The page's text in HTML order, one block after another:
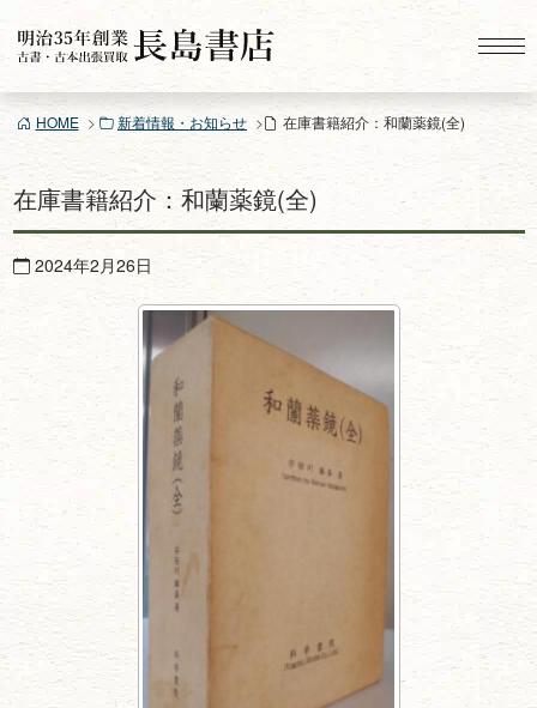
ン
ツ
ス
プ
HOME 新着情報・お知らせ 在庫書籍紹介：和蘭薬鏡(全)
在庫書籍紹介：和蘭薬鏡(全)
2024年2月26日